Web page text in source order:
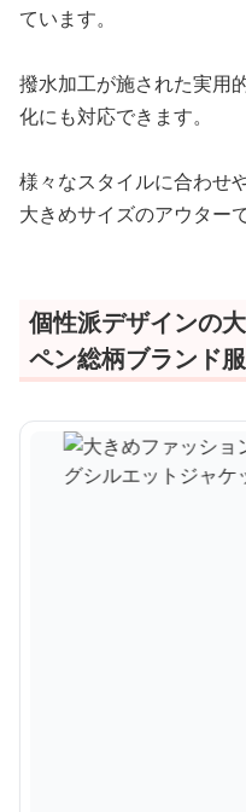
ています。
撥水加工が施された実用
化にも対応できます。
様々なスタイルに合わせ
大きめサイズのアウターで
個性派デザインの
ペン総柄ブランド服